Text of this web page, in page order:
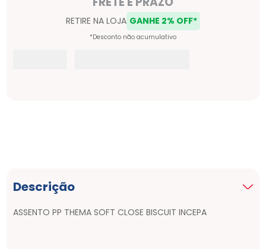
Descrição
ASSENTO PP THEMA SOFT CLOSE BISCUIT INCEPA